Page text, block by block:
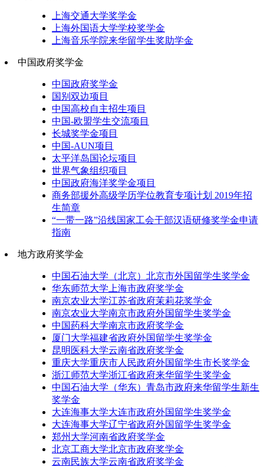
上海交通大学奖学金
上海外国语大学学校奖学金
上海音乐学院来华留学生奖助学金
中国政府奖学金
中国政府奖学金
国别双边项目
中国高校自主招生项目
中国-欧盟学生交流项目
长城奖学金项目
中国-AUN项目
太平洋岛国论坛项目
世界气象组织项目
中国政府海洋奖学金项目
商务部援外高级学历学位教育专项计划 2019年招
生简章
“一带一路”沿线国家工会干部汉语研修奖学金申请
指南
地方政府奖学金
中国石油大学（北京）北京市外国留学生奖学金
华东师范大学上海市政府奖学金
南京农业大学江苏省政府茉莉花奖学金
南京农业大学南京市政府外国留学生奖学金
中国药科大学南京市政府奖学金
厦门大学福建省政府外国留学生奖学金
昆明医科大学云南省政府奖学金
重庆大学重庆市人民政府外国留学生市长奖学金
浙江师范大学浙江省政府来华留学生奖学金
中国石油大学（华东）青岛市政府来华留学生新生
奖学金
大连海事大学大连市政府外国留学生奖学金
大连海事大学辽宁省政府外国留学生奖学金
郑州大学河南省政府奖学金
北京工商大学北京市政府奖学金
云南民族大学云南省政府奖学金